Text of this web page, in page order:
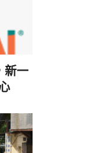
新一